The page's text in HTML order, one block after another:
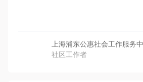
上海浦东公惠社会工作服务
社区工作者